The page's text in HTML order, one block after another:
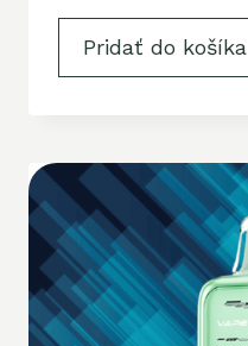
Pridať do košíka